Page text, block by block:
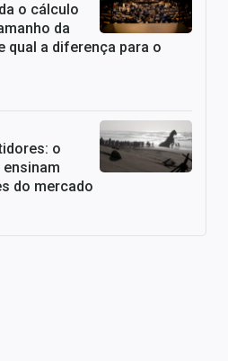
o cálculo
da
qual a diferença para o
o
do mercado